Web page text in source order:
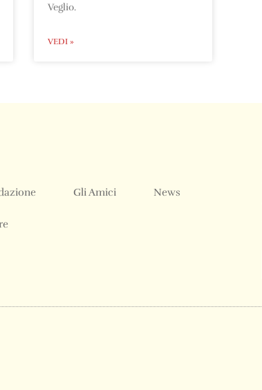
Veglio.
VEDI »
Gli Amici News